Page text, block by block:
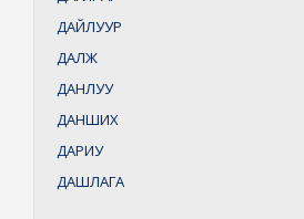
ДАЙЛУУР
ДАЛЖ
ДАНЛУУ
ДАНШИХ
ДАРИУ
ДАШЛАГА